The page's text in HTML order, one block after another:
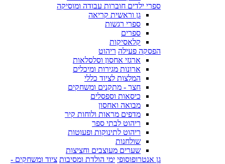
ספרי ילדים חוברות עבודה ומוסיקה
גן וראשית קריאה
ספרי רגשות
ספרים
קלאסיקות
הפסקה פעילה ריהוט
ארגזי אחסון וסלסלאות
ארונות מגירות ומיכלים
המלצות לציוד כללי
חצר - מתקנים ומשחקים
כיסאות וספסלים
מבואה ואחסון
מדפים מראות ולוחות קיר
ריהוט לבתי ספר
ריהוט לתינוקות ופעוטות
שולחנות
שערים מעוצבים וחציצות
גן אנטרופוסופי ימי הולדת ומסיבות ציוד ומשחקים -